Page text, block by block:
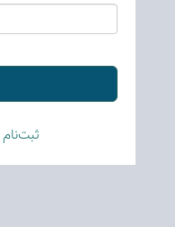
ثبت‌نام